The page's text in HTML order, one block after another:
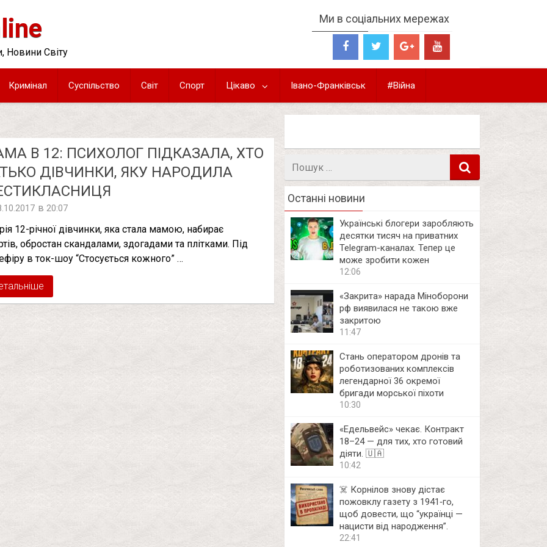
Новини Світу
Ми в соціальних мережах
Кримінал Суспільство Світ Спорт Цікаво Івано-Франківськ #Війна
В 12: ПСИХОЛОГ ПІДКАЗАЛА, ХТО
ДІВЧИНКИ, ЯКУ НАРOДИЛА
в 20:07
12-річної дівчинки, яка стала мамою, набирає
обростан скандалами, здогадами та плітками. Під
в ток-шоу “Стосується кожного” …
Останні новини
Українські блогери заробляють
десятки тисяч на приватних
Telegram-каналах. Тепер це
може зробити кожен
12:06
«Закрита» нарада Міноборони
рф виявилася не такою вже
закритою
11:47
Стань оператором дронів та
роботизованих комплексів
легендарної 36 окремої
бригади морської піхоти
10:30
«Едельвейс» чекає. Контракт
18–24 — для тих, хто готовий
діяти. 🇺🇦
10:42
☠️ Корнілов знову дістає
пожовклу газету з 1941‑го,
щоб довести, що “українці —
нацисти від народження”.
22:41